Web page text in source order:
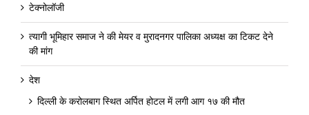
टेक्नोलॉजी
त्यागी भूमिहार समाज ने की मेयर व मुरादनगर पालिका अध्यक्ष का टिकट देने
की मांग
देश
दिल्ली के करोलबाग स्थित अर्पित होटल में लगी आग १७ की मौत